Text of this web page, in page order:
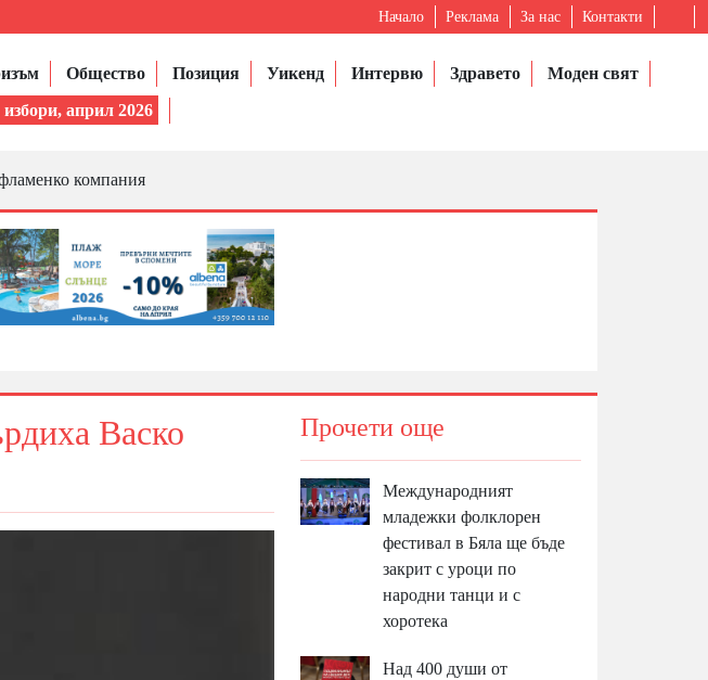
Начало Реклама За нас Контакти
Общество Позиция Уикенд Интервю Здравето
Моден свят
април 2026
компания
Васко
Прочети още
Международният
младежки фолклорен
фестивал в Бяла ще бъде
закрит с уроци по
народни танци и с
хоротека
Над 400 души от